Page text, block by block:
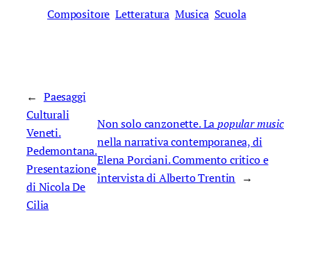
Compositore Letteratura Musica Scuola
← Paesaggi
Culturali
Veneti.
Pedemontana.
Presentazione
di Nicola De
Cilia
Non solo canzonette. Lapopular music
nella narrativa contemporanea, di
Elena Porciani. Commento critico e
intervista di Alberto Trentin →